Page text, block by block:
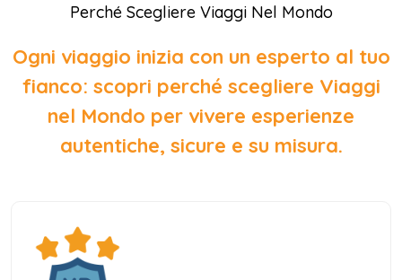
Perché Scegliere Viaggi Nel Mondo
Ogni viaggio inizia con un esperto al tuo
fianco: scopri perché scegliere Viaggi
nel Mondo per vivere esperienze
autentiche, sicure e su misura.